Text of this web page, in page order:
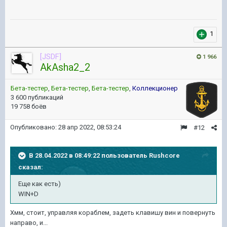
1
1 966
[JSDF]
AkAsha2_2
Бета-тестер, Бета-тестер, Бета-тестер, Коллекционер
3 600 публикаций
19 758 боёв
#12
Опубликовано: 28 апр 2022, 08:53:24
В 28.04.2022 в 08:49:22 пользователь Rushcore
сказал:
Еще как есть)
WIN+D
Хмм, стоит, управляя кораблем, задеть клавишу вин и повернуть
направо, и...